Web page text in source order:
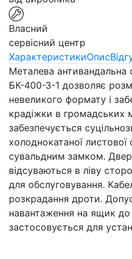
Власний
сервісний центр
ХарактеристикиОпис
Металева антивандальна
БК-400-З-1 дозволяє
невеликого формату і
крадіжки в громадських
забезпечується
холоднокатаної листової
сувальдним замком.
відсуваються в ліву
для обслуговування.
розкрадання дроти.
навантаження на ящик
застосовується для